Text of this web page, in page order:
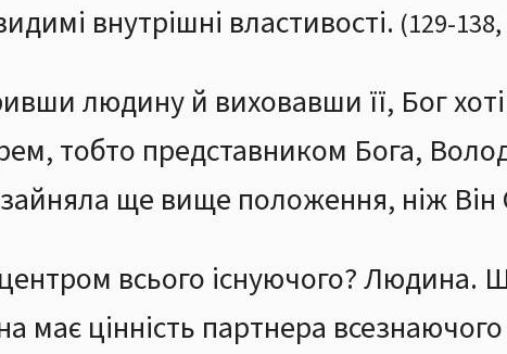
внутрішні властивості. (129-138,
людину й виховавши її, Бог
тобто представником Бога,
ще вище положення, ніж Він
всього існуючого? Людина.
має цінність партнера